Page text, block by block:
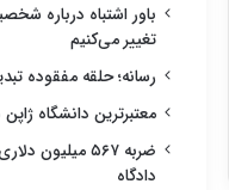
باور اشتباه درباره
تغییر می‌کنیم
رسانه؛ حلقه مفقوده
معتبرترین دانشگاه
ضربه ۵۶۷ میلیون
دادگاه